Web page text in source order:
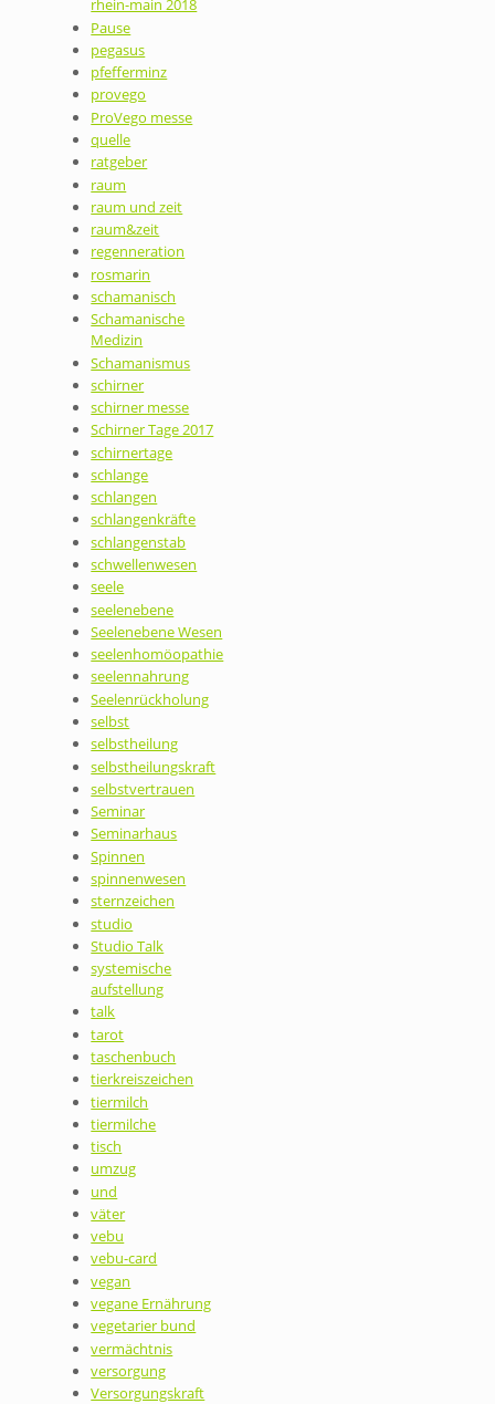
rhein-main 2018
Pause
pegasus
pfefferminz
provego
ProVego messe
quelle
ratgeber
raum
raum und zeit
raum&zeit
regenneration
rosmarin
schamanisch
Schamanische
Medizin
Schamanismus
schirner
schirner messe
Schirner Tage 2017
schirnertage
schlange
schlangen
schlangenkräfte
schlangenstab
schwellenwesen
seele
seelenebene
Seelenebene Wesen
seelenhomöopathie
seelennahrung
Seelenrückholung
selbst
selbstheilung
selbstheilungskraft
selbstvertrauen
Seminar
Seminarhaus
Spinnen
spinnenwesen
sternzeichen
studio
Studio Talk
systemische
aufstellung
talk
tarot
taschenbuch
tierkreiszeichen
tiermilch
tiermilche
tisch
umzug
und
väter
vebu
vebu-card
vegan
vegane Ernährung
vegetarier bund
vermächtnis
versorgung
Versorgungskraft